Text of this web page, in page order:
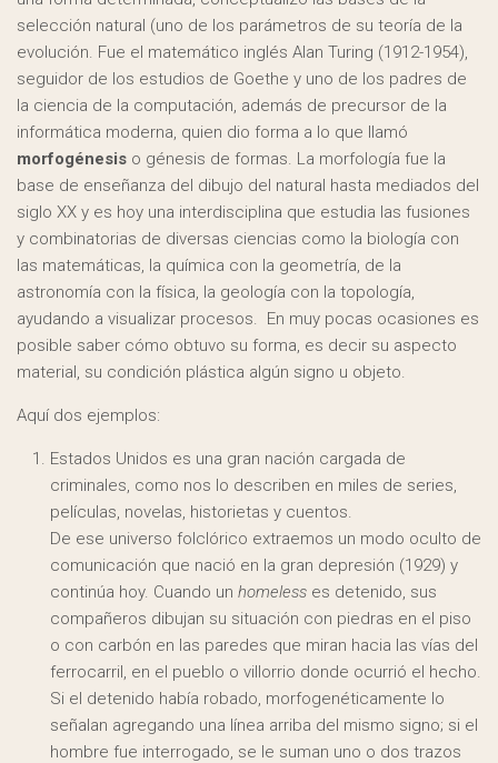
selección natural (uno de los parámetros de su teoría de la
evolución. Fue el matemático inglés Alan Turing (1912-1954),
seguidor de los estudios de Goethe y uno de los padres de
la ciencia de la computación, además de precursor de la
informática moderna, quien dio forma a lo que llamó
morfogénesis o génesis de formas. La morfología fue la
base de enseñanza del dibujo del natural hasta mediados del
siglo XX y es hoy una interdisciplina que estudia las fusiones
y combinatorias de diversas ciencias como la biología con
las matemáticas, la química con la geometría, de la
astronomía con la física, la geología con la topología,
ayudando a visualizar procesos. En muy pocas ocasiones es
posible saber cómo obtuvo su forma, es decir su aspecto
material, su condición plástica algún signo u objeto.
Aquí dos ejemplos:
Estados Unidos es una gran nación cargada de
criminales, como nos lo describen en miles de series,
películas, novelas, historietas y cuentos.
De ese universo folclórico extraemos un modo oculto de
comunicación que nació en la gran depresión (1929) y
continúa hoy. Cuando un homeless es detenido, sus
compañeros dibujan su situación con piedras en el piso
o con carbón en las paredes que miran hacia las vías del
ferrocarril, en el pueblo o villorrio donde ocurrió el hecho.
Si el detenido había robado, morfogenéticamente lo
señalan agregando una línea arriba del mismo signo; si el
hombre fue interrogado, se le suman uno o dos trazos